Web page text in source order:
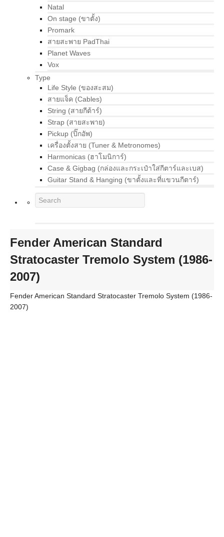
Natal
On stage (ขาตั้ง)
Promark
สายสะพาย PadThai
Planet Waves
Vox
Type
Life Style (ของสะสม)
สายแจ็ค (Cables)
String (สายกีต้าร์)
Strap (สายสะพาย)
Pickup (ปิ๊กอัพ)
เครื่องตั้งสาย (Tuner & Metronomes)
Harmonicas (ฮาโมนิการ์)
Case & Gigbag (กล่องและกระเป๋าใส่กีตาร์และเบส)
Guitar Stand & Hanging (ขาตั้งและที่แขวนกีตาร์)
Fender American Standard
Stratocaster Tremolo System (1986-
2007)
Fender American Standard Stratocaster Tremolo System (1986-
2007)